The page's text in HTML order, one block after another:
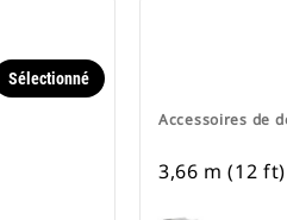
Sélectionné
Accessoires de
3,66 m (12 ft)